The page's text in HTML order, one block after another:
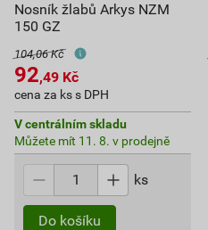
Nosník žlabů Arkys NZM
150 GZ
104,06 Kč
92,49 Kč
cena za ks s DPH
V centrálním skladu
Můžete mít 11. 8. v prodejně
ks
Do košíku